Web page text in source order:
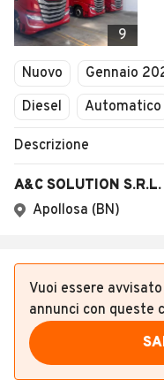
9
Nuovo Gennaio
Diesel
Automatico
Descrizione
A&C SOLUTION S.R.L.
Apollosa (BN)
Vuoi essere
annunci con queste